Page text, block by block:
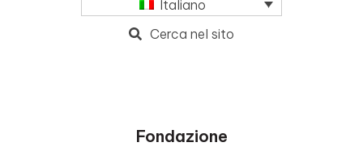
Italiano
Cerca nel sito
Fondazione